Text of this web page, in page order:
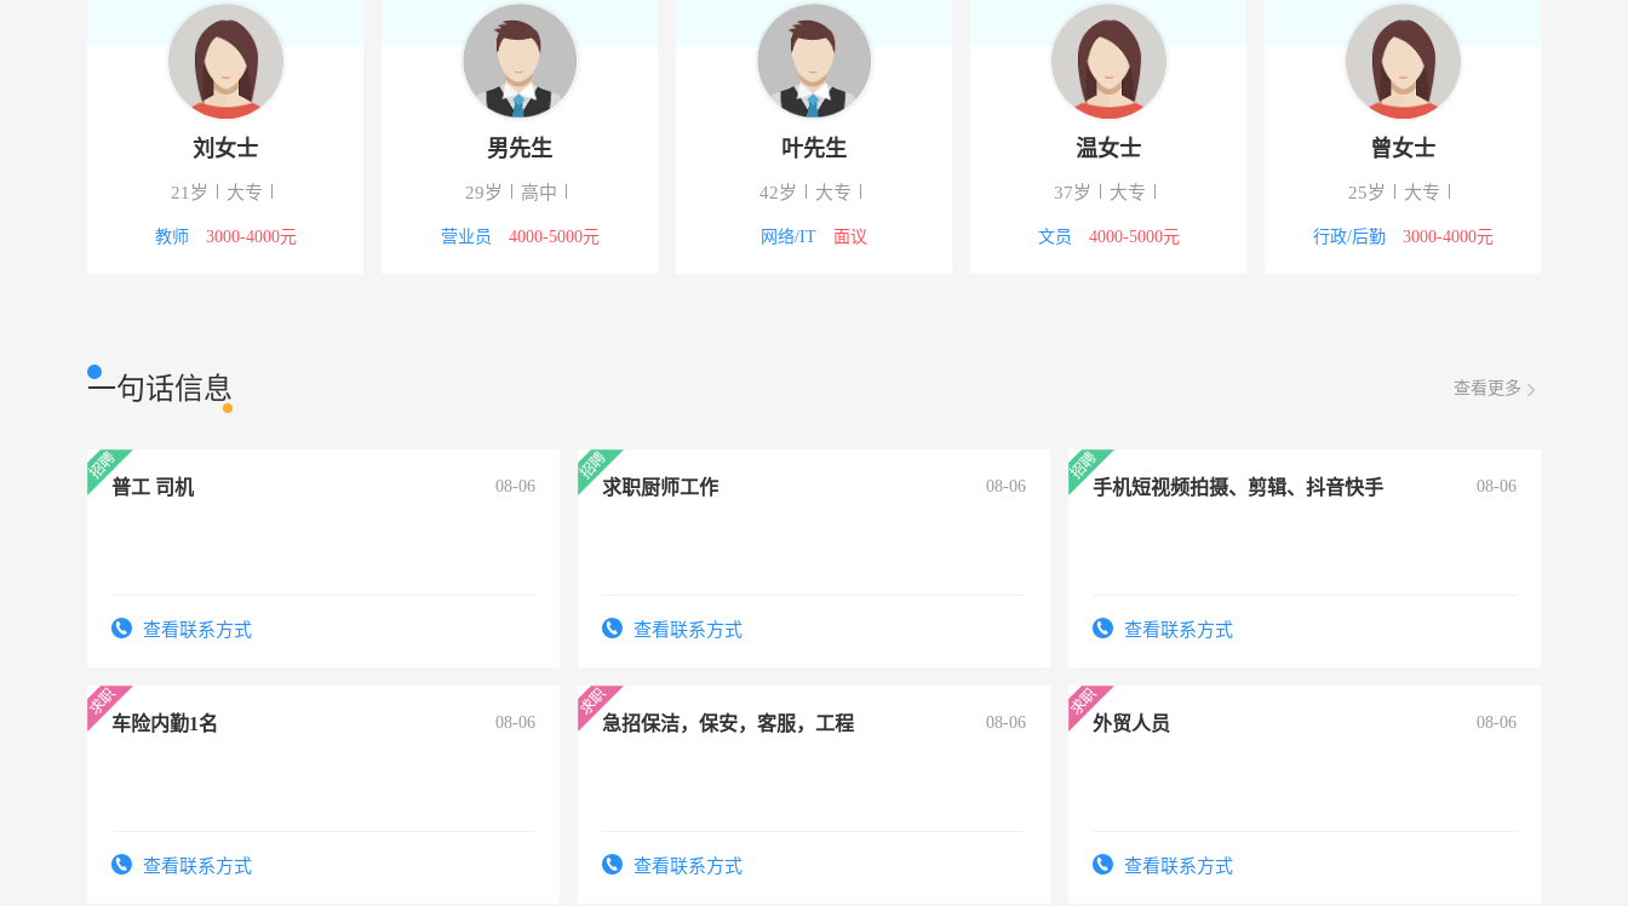
销售代表 市场营销 武汉朗雅实业有限公司 08-06
其它类型 荆州昌宏汽车配件有限公司 08-06
市场营销 武汉德治暖通有限公司 08-06
窗帘墙纸销售 市场营销 武汉市多多纺织配套用品有限公司 08-06
刘女士
21岁 大专
教师 3000-4000元
男先生
29岁 高中
营业员 4000-5000元
叶先生
42岁 大专
网络/IT 面议
温女士
37岁 大专
文员 4000-5000元
曾女士
25岁 大专
行政/后勤 3000-4000元
一句话信息 查看更多
普工 司机 08-06
查看联系方式
求职厨师工作 08-06
查看联系方式
手机短视频拍摄、剪辑、抖音快手 08-06
查看联系方式
车险内勤1名 08-06
查看联系方式
急招保洁，保安，客服，工程 08-06
查看联系方式
外贸人员 08-06
查看联系方式